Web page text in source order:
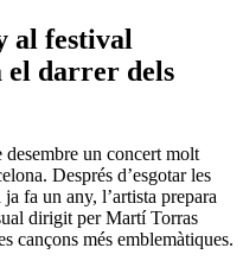
al festival
el darrer dels
desembre un concert molt
Després d’esgotar les
fa un any, l’artista prepara
dirigit per Martí Torras
cançons més emblemàtiques.